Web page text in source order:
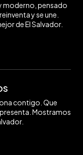
moderno, pensado
y se une.
de El Salvador.
contigo. Que
Mostramos